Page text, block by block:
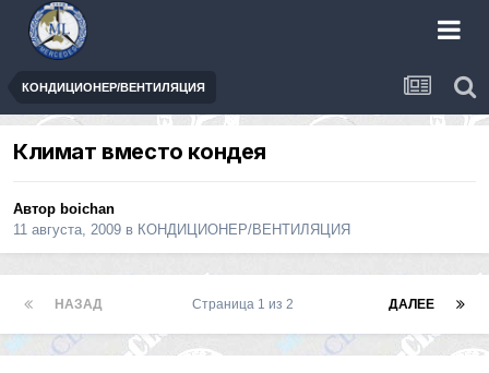
КОНДИЦИОНЕР/ВЕНТИЛЯЦИЯ
Климат вместо кондея
Автор boichan
11 августа, 2009 в КОНДИЦИОНЕР/ВЕНТИЛЯЦИЯ
НАЗАД ДАЛЕЕ
Страница 1 из 2